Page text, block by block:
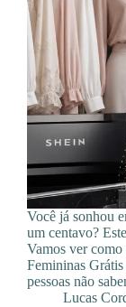
Você já sonhou
um centavo?
Vamos ver como
Femininas
pessoas não
Lucas